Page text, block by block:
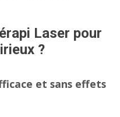
Laser pour
?
et sans effets